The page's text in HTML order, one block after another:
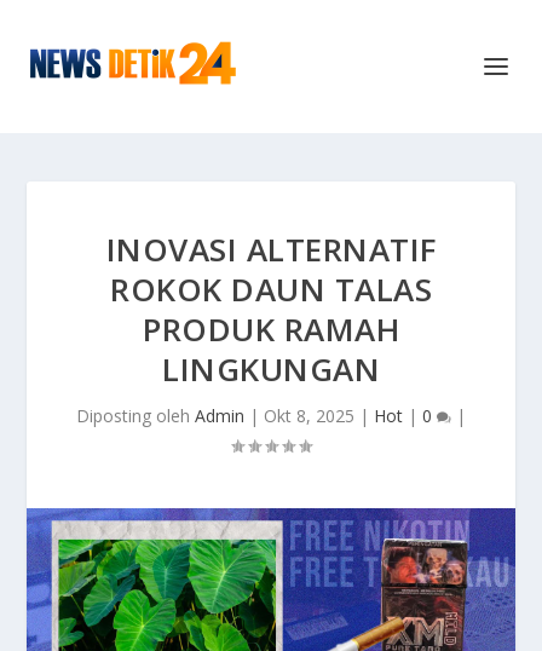
INOVASI ALTERNATIF
ROKOK DAUN TALAS
PRODUK RAMAH
LINGKUNGAN
Diposting oleh Admin | Okt 8, 2025 | Hot | 0 |